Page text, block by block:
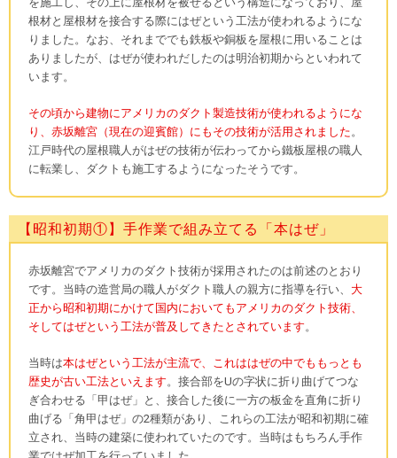
根材と屋根材を接合する際にはぜという工法が使われるようにな
りました。なお、それまででも鉄板や銅板を屋根に用いることは
ありましたが、はぜが使われだしたのは明治初期からといわれて
います。
その頃から建物にアメリカのダクト製造技術が使われるようにな
り、赤坂離宮（現在の迎賓館）にもその技術が活用されました 。
江戸時代の屋根職人がはぜの技術が伝わってから鐵板屋根の職人
に転業し、ダクトも施工するようになったそうです。
【昭和初期①】手作業で組み立てる「本はぜ」
赤坂離宮でアメリカのダクト技術が採用されたのは前述のとおり
です。当時の造営局の職人がダクト職人の親方に指導を行い、 大
正から昭和初期にかけて国内においてもアメリカのダクト技術、
そしてはぜという工法が普及してきたとされています 。
当時は本はぜという工法が主流で、これははぜの中でももっとも
歴史が古い工法といえます 。接合部をUの字状に折り曲げてつな
ぎ合わせる「甲はぜ」と、接合した後に一方の板金を直角に折り
曲げる「角甲はぜ」の2種類があり、これらの工法が昭和初期に確
立され、当時の建築に使われていたのです。当時はもちろん手作
業ではぜ加工を行っていました。